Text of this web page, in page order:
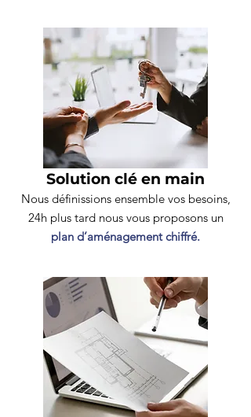
Solution clé en main
Nous définissions ensemble vos besoins,
24h plus tard nous vous proposons un
plan d’aménagement chiffré.